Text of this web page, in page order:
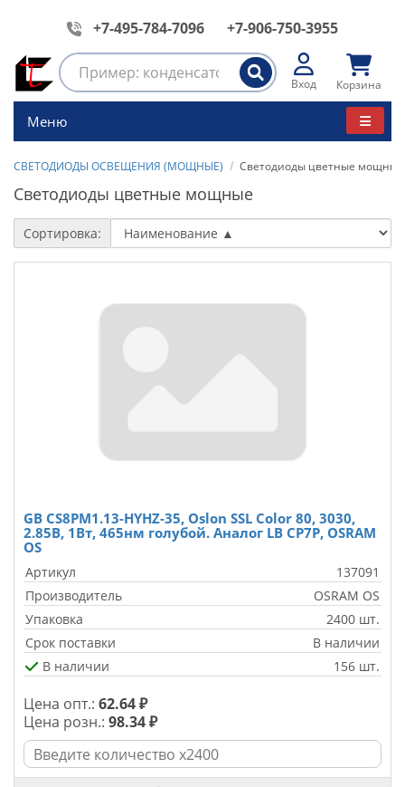
+7-495-784-7096 +7-906-750-3955
Вход Корзина
Меню
СВЕТОДИОДЫ ОСВЕЩЕНИЯ (МОЩНЫЕ) Светодиоды цветные мощные
Светодиоды цветные мощные
Сортировка:
GB CS8PM1.13-HYHZ-35, Oslon SSL Color 80, 3030,
2.85В, 1Вт, 465нм голубой. Аналог LB CP7P, OSRAM
OS
Артикул
137091
Производитель
OSRAM OS
Упаковка
2400 шт.
Срок поставки
В наличии
В наличии
156 шт.
Цена опт.: 62.64 ₽
Цена розн.: 98.34 ₽